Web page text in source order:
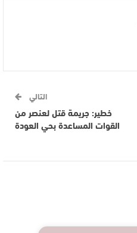
التالي
خطير: جريمة قتل لعنصر من
القوات المساعدة بحي العودة